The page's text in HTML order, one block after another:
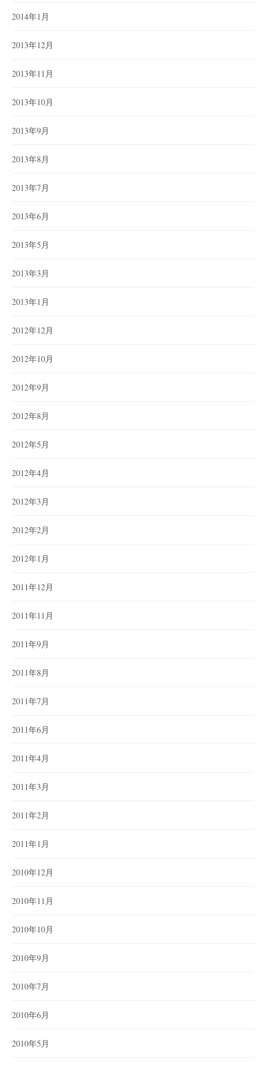
2014年1月
2013年12月
2013年11月
2013年10月
2013年9月
2013年8月
2013年7月
2013年6月
2013年5月
2013年3月
2013年1月
2012年12月
2012年10月
2012年9月
2012年8月
2012年5月
2012年4月
2012年3月
2012年2月
2012年1月
2011年12月
2011年11月
2011年9月
2011年8月
2011年7月
2011年6月
2011年4月
2011年3月
2011年2月
2011年1月
2010年12月
2010年11月
2010年10月
2010年9月
2010年7月
2010年6月
2010年5月